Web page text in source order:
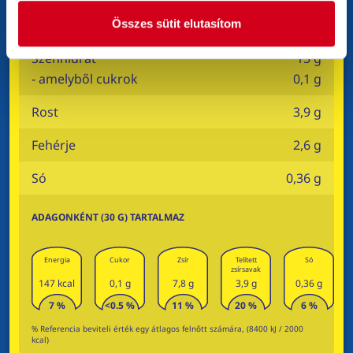
Összes sütit elutasítom
Zsír
- amelyből telített zsírsavak
7,8 g
Szénhidrát
- amelyből cukrok
15 g
0,1 g
Rost
3,9 g
Fehérje
2,6 g
Só
0,36 g
ADAGONKÉNT (30 G) TARTALMAZ
Energia
147 kcal
7 %
Cukor
0,1 g
<0.5 %
Zsír
7,8 g
11 %
Telített
zsírsavak
3,9 g
20 %
Só
0,36 g
6 %
% Referencia beviteli érték egy átlagos felnőtt számára, (8400 kJ / 2000
kcal)